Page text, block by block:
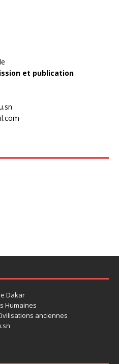
et publication
Dakar
Humaines
anciennes